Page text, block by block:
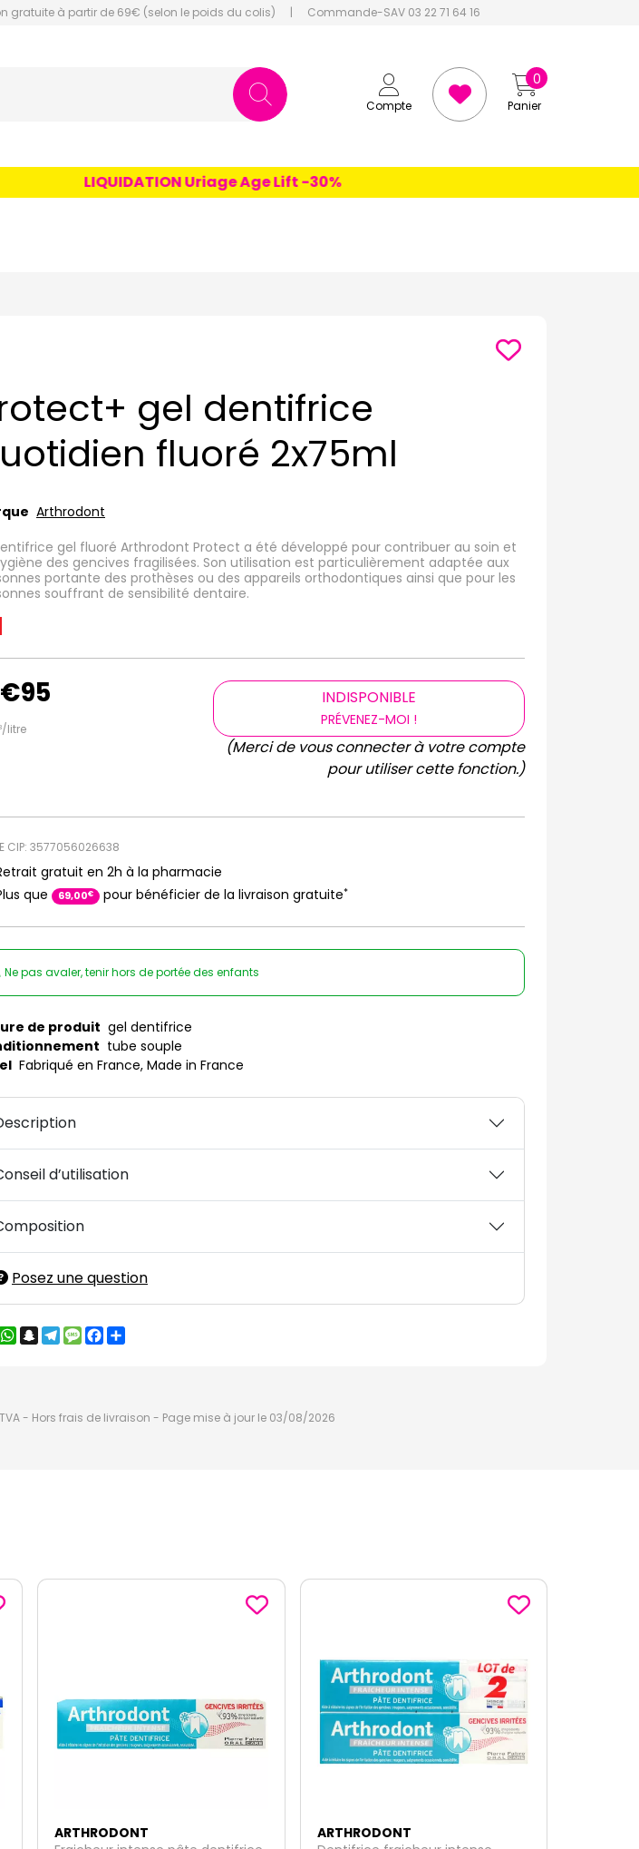
gratuite à partir de 69€ (selon le poids du colis) | Commande-SAV 03 22 71 64 16
Compte Panier
0
LIQUIDATION Uriage Age Lift -30%
gel dentifrice
fluoré 2x75ml
Arthrodont
gel fluoré Arthrodont Protect a été développé pour contribuer au soin et
des gencives fragilisées. Son utilisation est particulièrement adaptée aux
portante des prothèses ou des appareils orthodontiques ainsi que pour les
souffrant de sensibilité dentaire.
€95
/litre
INDISPONIBLE
PRÉVENEZ-MOI !
(Merci de vous connecter à votre compte
pour utiliser cette fonction.)
CIP: 3577056026638
gratuit en 2h à la pharmacie
que
69,00€ pour bénéficier de la livraison gratuite*
Ne pas avaler, tenir hors de portée des enfants
de produit gel dentifrice
tube souple
Fabriqué en France, Made in France
d’utilisation
Posez une question
WhatsApp
Snapchat
Telegram
MessageFacebook
- Hors frais de livraison - Page mise à jour le 03/08/2026
ARTHRODONT
ARTHRODONT